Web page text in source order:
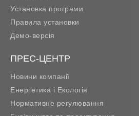
Установка програми
Правила установки
Демо-версія
ПРЕС-ЦЕНТР
Новини компанії
Енергетика і Екологія
Нормативне регулювання